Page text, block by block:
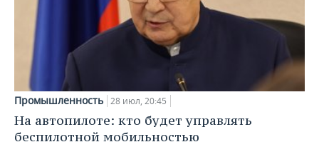
Промышленность 28 июл, 20:45
На автопилоте: кто будет управлять
беспилотной мобильностью